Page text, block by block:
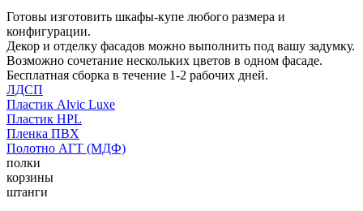
Готовы изготовить шкафы-купе любого размера и
конфигурации.
Декор и отделку фасадов можно выполнить под вашу задумку.
Возможно сочетание нескольких цветов в одном фасаде.
Бесплатная сборка в течение 1-2 рабочих дней.
ЛДСП
Пластик Alvic Luxe
Пластик HPL
Пленка ПВХ
Полотно АГТ (МДФ)
полки
корзины
штанги